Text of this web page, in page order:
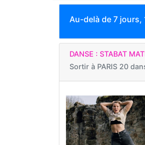
Au-delà de 7 jours,
DANSE : STABAT
Sortir à PARIS 20